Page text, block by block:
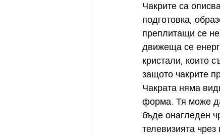
Чакрите са
подготовка,
преплитащи се
движеща се
кристали, които
защото чакрите
Чакрата няма
форма. Тя може
бъде онагледен
телевизията